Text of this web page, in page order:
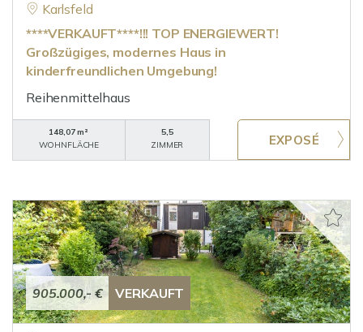
Karlsfeld
****VERKAUFT****!!! TOP ENERGIEWERT!
Großzügiges, modernes Haus in
kinderfreundlichen Umgebung!
Reihenmittelhaus
148,07 m²
WOHNFLÄCHE
5,5
ZIMMER
905.000,- € VERKAUFT